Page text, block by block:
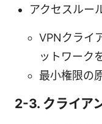
アクセスルー
VPNクライ
ットワーク
最小権限の
2-3. クライア